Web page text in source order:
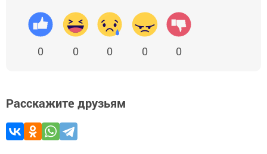
0 0 0 0 0
Расскажите друзьям